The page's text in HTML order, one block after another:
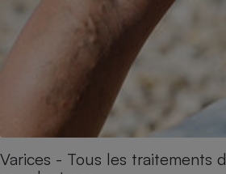
Varices - Tous les traitements